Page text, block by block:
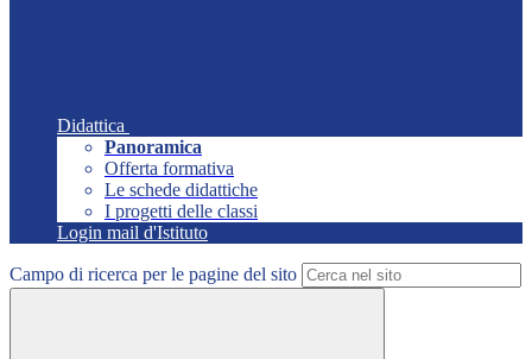
Didattica
Panoramica
Offerta formativa
Le schede didattiche
I progetti delle classi
Login mail d'Istituto
Campo di ricerca per le pagine del sito